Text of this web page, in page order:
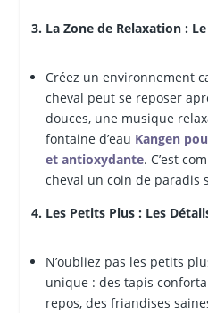
3. La Zone de Relaxation :
Créez un environnement
cheval peut se reposer
douces, une musique
fontaine d’eau Kangen
et antioxydante. C’est
cheval un coin de paradis
4. Les Petits Plus : Les
N’oubliez pas les petits
unique : des tapis
repos, des friandises